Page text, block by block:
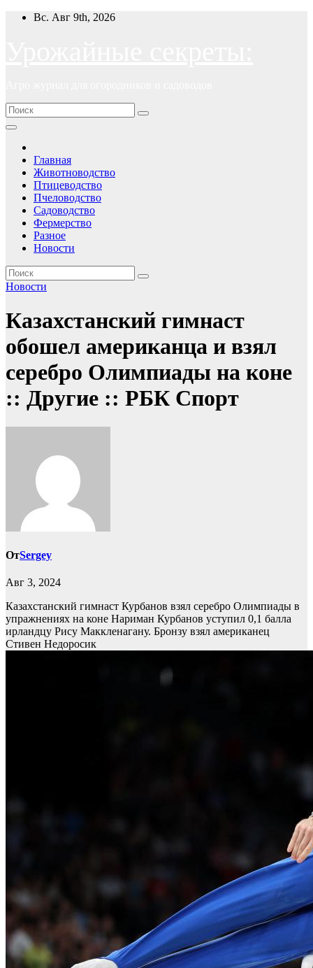
ПерейтиВс. Авг 9th, 2026
Главная
Животноводство
Птицеводство
Пчеловодство
Садоводство
Фермерство
Разное
Новости
Новости
Казахстанский гимнаст
обошел американца и взял
серебро Олимпиады на коне
:: Другие :: РБК Спорт
ОтSergey
Авг 3, 2024
Казахстанский гимнаст Курбанов взял серебро Олимпиады в
упражнениях на коне Нариман Курбанов уступил 0,1 балла
ирландцу Рису Маккленагану. Бронзу взял американец
Стивен Недоросик